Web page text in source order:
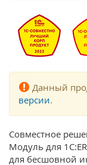
Данный
версии.
Совместное
Модуль для
для бесшовной